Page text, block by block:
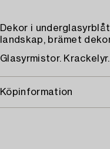
Dekor i
landskap, brämet
Glasyrmistor.
Köpinformation